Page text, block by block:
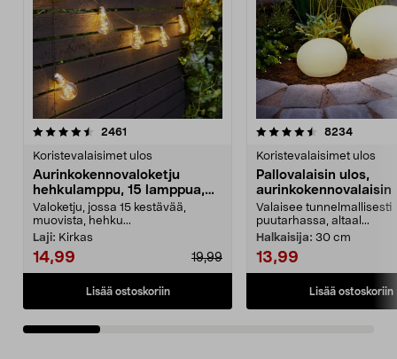
2461
Koristevalaisimet ulos
Aurinkokennovaloketju
hehkulamppu, 15 lamppua,
7,2 m
Valoketju, jossa 15 kestävää,
muovista, hehku...
Laji: Kirkas
14,99 19,99
Lisää ostoskoriin
4.5 viidestä
8234
Koristevalaisimet ulos
Pallovalaisin ulos,
aurinkokennovalaisin
Valaisee tunnelmallisesti
puutarhassa, altaal...
Halkaisija: 30 cm
13,99
Lisää ostoskoriin
4.5 viidestä